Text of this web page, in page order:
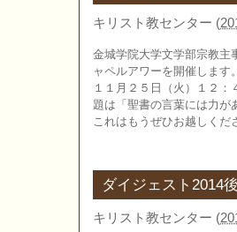
キリスト教センター (
金城学院大学文学部宗教主
ャペルアワーを開催します。
１１月２５日（火）１２：
題は「聖書の言葉には力が
これはもうぜひお越しくだ
ダイジェスト2014
キリスト教センター (